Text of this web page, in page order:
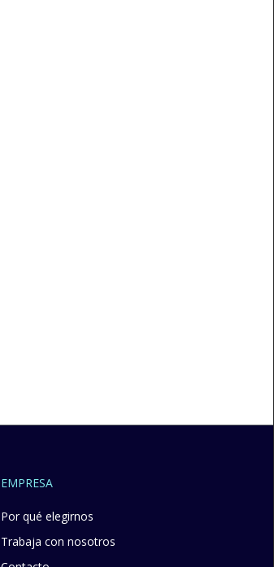
EMPRESA
Por qué elegirnos
Trabaja con nosotros